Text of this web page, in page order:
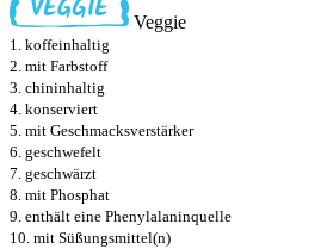
Veggie
1. koffeinhaltig
2. mit Farbstoff
3. chininhaltig
4. konserviert
5. mit Geschmacksverstärker
6. geschwefelt
7. geschwärzt
8. mit Phosphat
9. enthält eine Phenylalaninquelle
10. mit Süßungsmittel(n)